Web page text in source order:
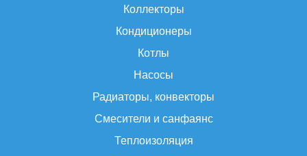
Коллекторы
Кондиционеры
Котлы
Насосы
Радиаторы, конвекторы
Смесители и санфаянс
Теплоизоляция